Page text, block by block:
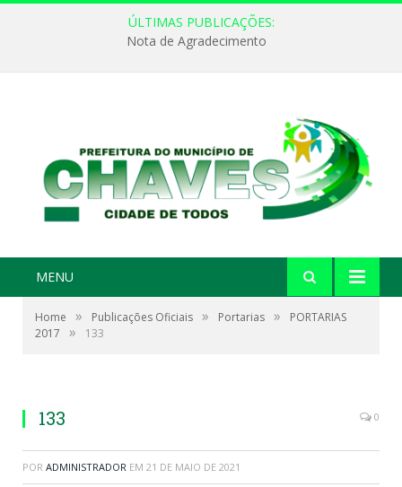
ÚLTIMAS PUBLICAÇÕES:
Nota de Agradecimento
MENU
Home » Publicações Oficiais » Portarias »
PORTARIAS
2017
» 133
133 0
POR ADMINISTRADOR EM 21 DE MAIO DE 2021